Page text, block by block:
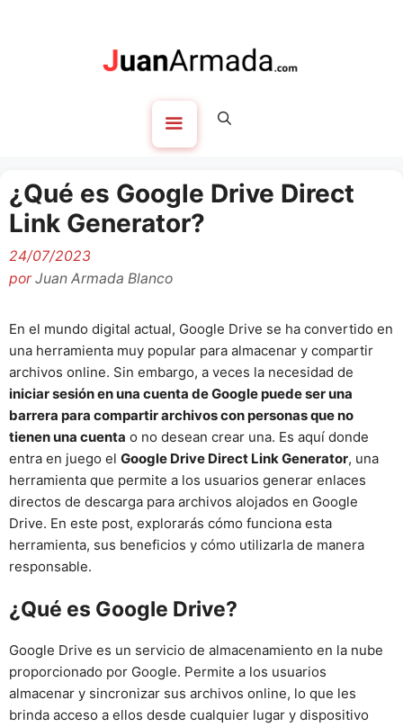
¿Qué es Google Drive Direct
Link Generator?
24/07/2023
porJuan Armada Blanco
En el mundo digital actual, Google Drive se ha convertido en
una herramienta muy popular para almacenar y compartir
archivos online. Sin embargo, a veces la necesidad de
iniciar sesión en una cuenta de Google puede ser una
barrera para compartir archivos con personas que no
tienen una cuenta o no desean crear una. Es aquí donde
entra en juego el Google Drive Direct Link Generator, una
herramienta que permite a los usuarios generar enlaces
directos de descarga para archivos alojados en Google
Drive. En este post, explorarás cómo funciona esta
herramienta, sus beneficios y cómo utilizarla de manera
responsable.
¿Qué es Google Drive?
Google Drive es un servicio de almacenamiento en la nube
proporcionado por Google. Permite a los usuarios
almacenar y sincronizar sus archivos online, lo que les
brinda acceso a ellos desde cualquier lugar y dispositivo